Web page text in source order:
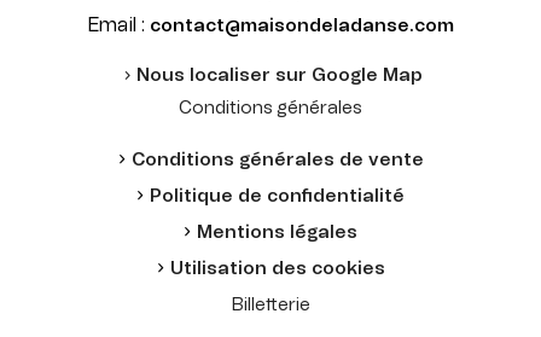
Email : contact@maisondeladanse.com
Nous localiser sur Google Map
Conditions générales
Conditions générales de vente
Politique de confidentialité
Mentions légales
Utilisation des cookies
Billetterie